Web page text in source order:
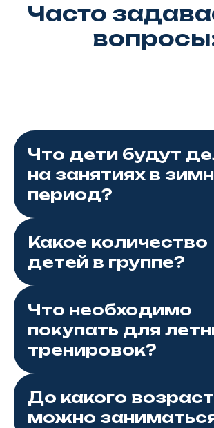
Часто
Что дети будут
на занятиях в
период?
Какое количество
детей в группе?
Что необходимо
покупать для
тренировок?
До какого
можно